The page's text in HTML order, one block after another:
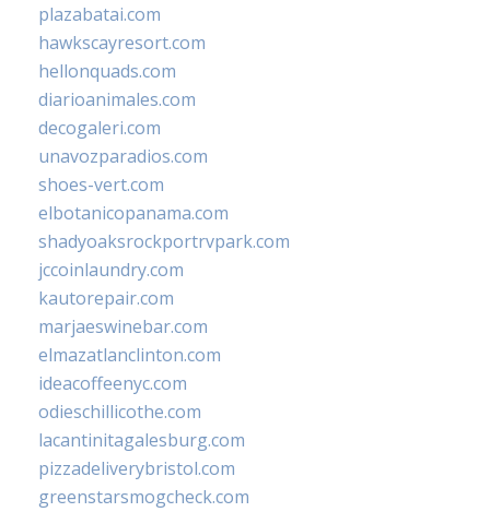
plazabatai.com
hawkscayresort.com
hellonquads.com
diarioanimales.com
decogaleri.com
unavozparadios.com
shoes-vert.com
elbotanicopanama.com
shadyoaksrockportrvpark.com
jccoinlaundry.com
kautorepair.com
marjaeswinebar.com
elmazatlanclinton.com
ideacoffeenyc.com
odieschillicothe.com
lacantinitagalesburg.com
pizzadeliverybristol.com
greenstarsmogcheck.com